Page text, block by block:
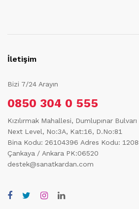
İletişim
Bizi 7/24 Arayın
0850 304 0 555
Kızılırmak Mahallesi, Dumlupınar Bulvarı
Next Level, No:3A, Kat:16, D.No:81
Bina Kodu: 26104396 Adres Kodu:
Çankaya / Ankara PK:06520
destek@sanatkardan.com